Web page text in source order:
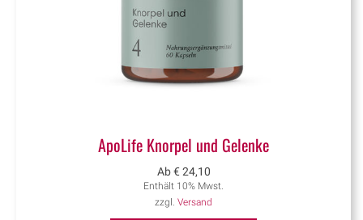
ApoLife Knorpel und Gelenke
Ab € 24,10
Enthält 10% Mwst.
zzgl. Versand